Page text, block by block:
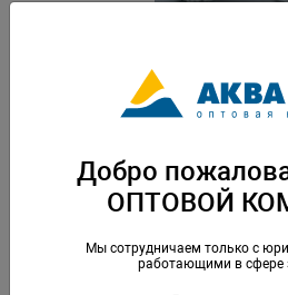
Добро
ОПТОВОЙ
Мы сотрудничаем только с
работающими в сфере